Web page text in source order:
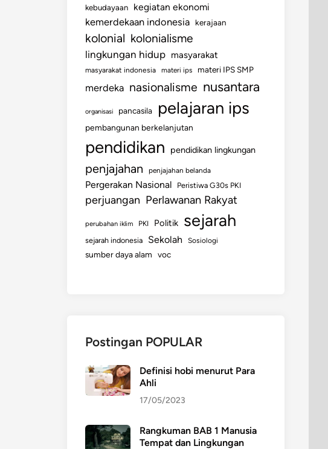
kebudayaan
kegiatan ekonomi
kemerdekaan indonesia kerajaan
kolonial kolonialisme
lingkungan hidup masyarakat
masyarakat indonesia materi ips materi IPS SMP
merdeka nasionalisme nusantara
organisasi pancasila pelajaran ips
pembangunan berkelanjutan
pendidikan pendidikan lingkungan
penjajahan penjajahan belanda
Pergerakan Nasional Peristiwa G30s PKI
perjuangan Perlawanan Rakyat
perubahan iklim PKI Politik sejarah
sejarah indonesia Sekolah Sosiologi
sumber daya alam voc
Postingan POPULAR
Definisi hobi menurut Para
Ahli
17/05/2023
Rangkuman BAB 1 Manusia
Tempat dan Lingkungan